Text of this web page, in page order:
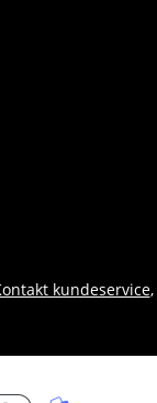
kundeservice